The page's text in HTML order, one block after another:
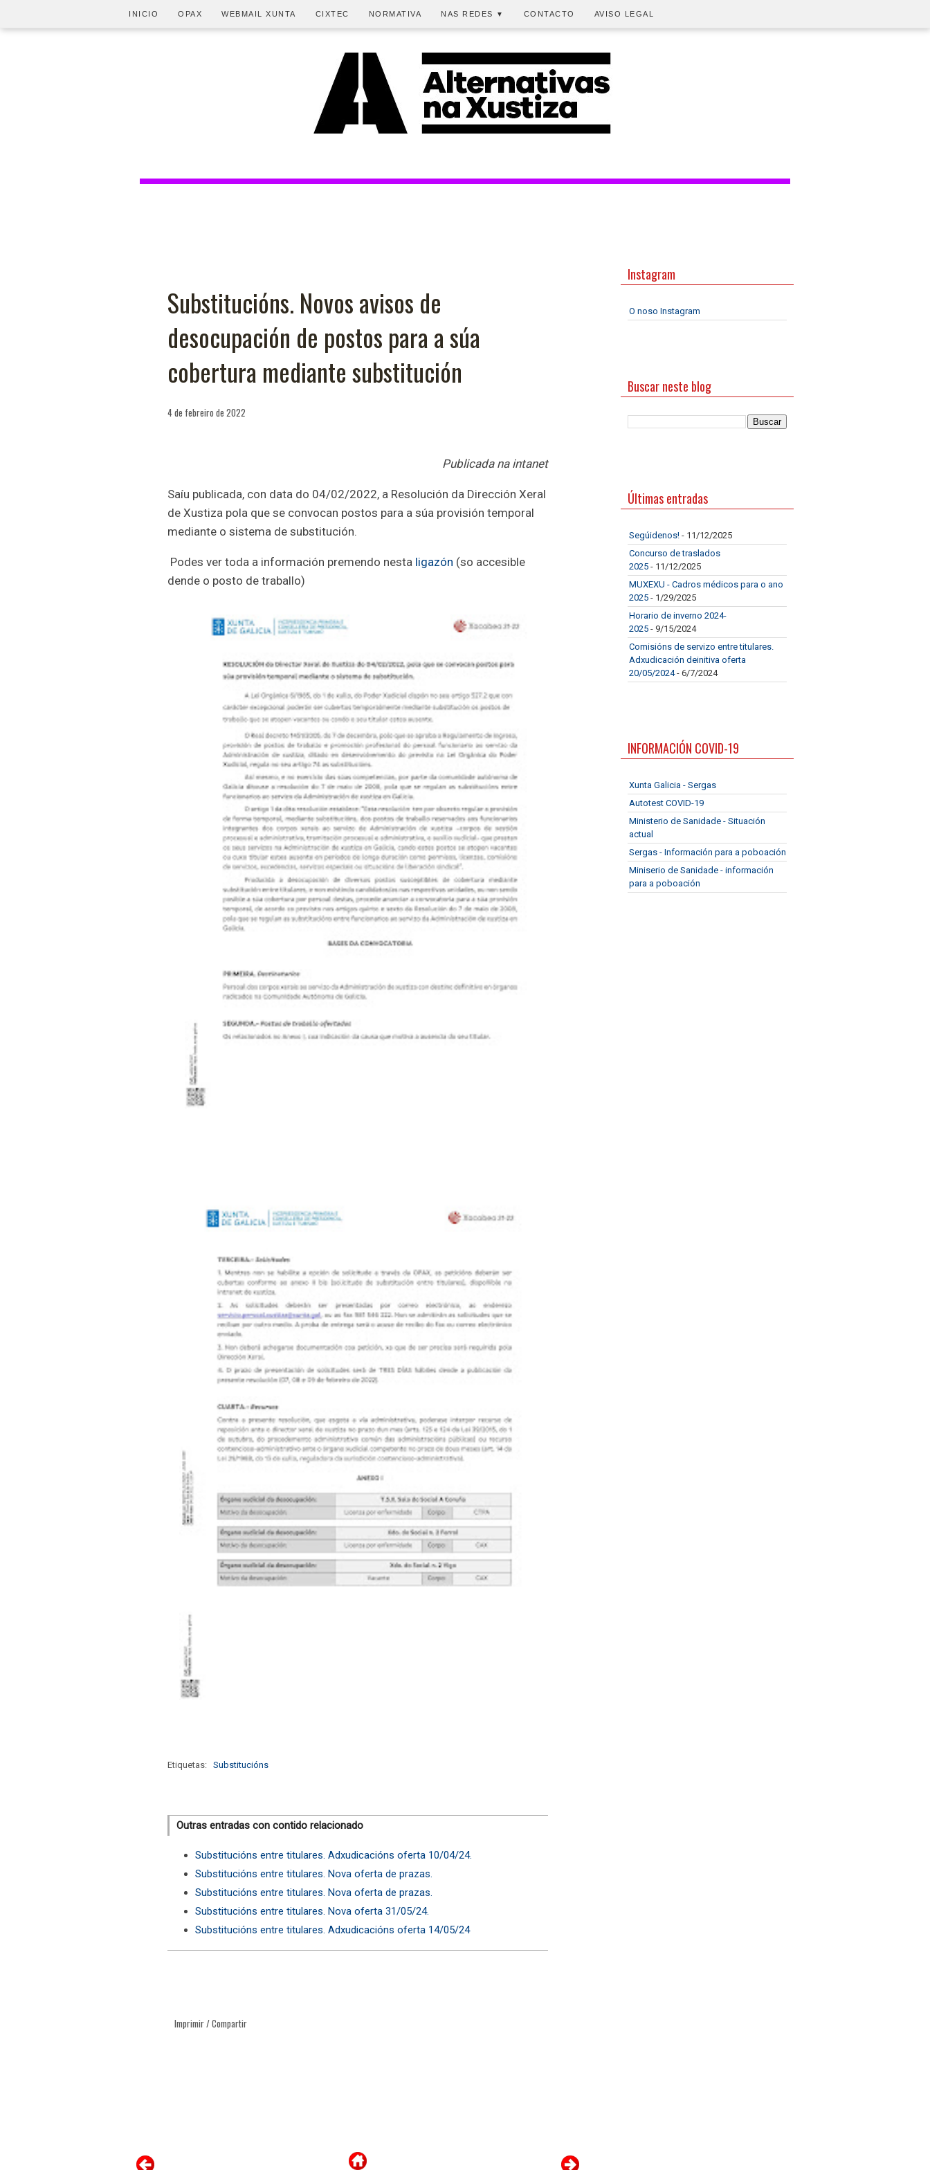
INICIO OPAX WEBMAIL XUNTA CIXTEC NORMATIVA NAS REDES ▼ CONTACTO AVISO LEGAL
Substitucións. Novos avisos de
desocupación de postos para a súa
cobertura mediante substitución
4 de febreiro de 2022
Publicada na intanet
Saíu publicada, con data do 04/02/2022, a Resolución da Dirección Xeral
de Xustiza pola que se convocan postos para a súa provisión temporal
mediante o sistema de substitución.
Podes ver toda a información premendo nesta ligazón (so accesible
dende o posto de traballo)
Etiquetas: Substitucións
Outras entradas con contido relacionado
Substitucións entre titulares. Adxudicacións oferta 10/04/24.
Substitucións entre titulares. Nova oferta de prazas.
Substitucións entre titulares. Nova oferta de prazas.
Substitucións entre titulares. Nova oferta 31/05/24.
Substitucións entre titulares. Adxudicacións oferta 14/05/24
Imprimir / Compartir
Instagram
O noso Instagram
Buscar neste blog
Últimas entradas
Segúidenos! - 11/12/2025
Concurso de traslados
2025 - 11/12/2025
MUXEXU - Cadros médicos para o ano
2025 - 1/29/2025
Horario de inverno 2024-
2025 - 9/15/2024
Comisións de servizo entre titulares.
Adxudicación deinitiva oferta
20/05/2024- 6/7/2024
INFORMACIÓN COVID-19
Xunta Galicia - Sergas
Autotest COVID-19
Ministerio de Sanidade - Situación
actual
Sergas - Información para a poboación
Miniserio de Sanidade - información
para a poboación